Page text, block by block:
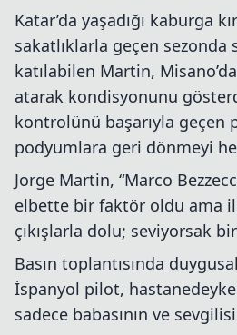
Katar’da yaşadığı kaburga
sakatlıklarla geçen sezonda
katılabilen Martin,
atarak kondisyonunu
kontrolünü başarıyla geçen
podyumlara geri dönmeyi
Jorge Martin, “Marco
elbette bir faktör oldu ama
çıkışlarla dolu; seviyorsak
Basın toplantısında
İspanyol pilot,
sadece babasının ve